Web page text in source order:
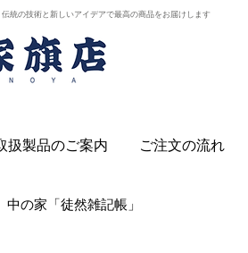
統の技術と新しいアイデアで最高の商品をお届けします
扱製品のご案内 ご注文の流れ
中の家「徒然雑記帳」